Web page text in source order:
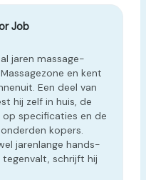
Job
jaren massage-
en kent
Een deel van
hij zelf in huis, de
specificaties en de
kopers.
jarenlange hands-
tegenvalt, schrijft hij